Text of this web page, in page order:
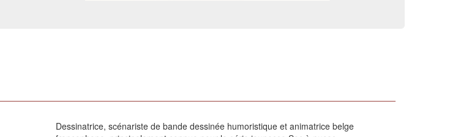
Dessinatrice, scénariste de bande dessinée humoristique et animatrice belge